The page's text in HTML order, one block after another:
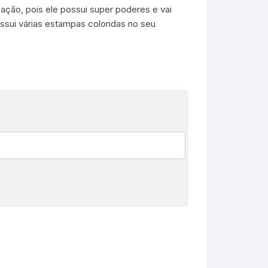
pois ele possui super poderes e vai
várias estampas coloridas no seu